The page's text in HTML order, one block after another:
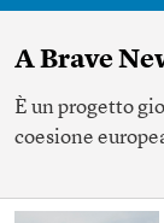
A Brave
È un progetto
coesione